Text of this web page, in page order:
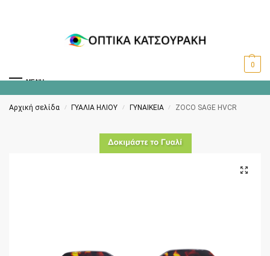
MENU
0
Αρχική σελίδα / ΓΥΑΛΙΑ ΗΛΙΟΥ / ΓΥΝΑΙΚΕΙΑ / ZOCO SAGE HVCR